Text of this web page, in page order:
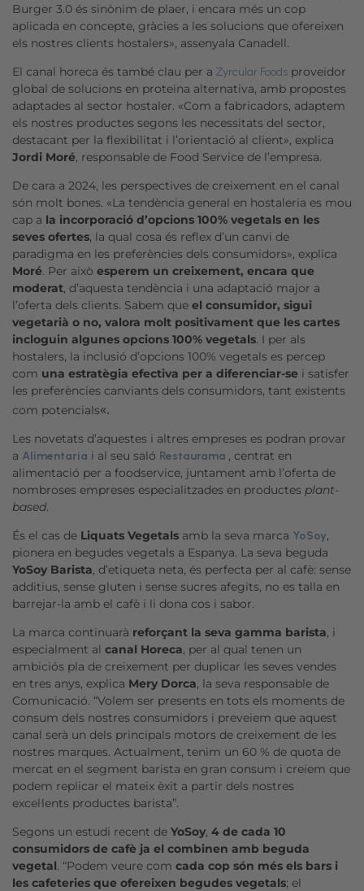
Burger 3.0 és sinònim de plaer, i encara més un cop
aplicada en concepte, gràcies a les solucions que ofereixen
els nostres clients hostalers», assenyala Canadell.
El canal horeca és també clau per a Zyrcular Foods proveïdor
global de solucions en proteïna alternativa, amb propostes
adaptades al sector hostaler. «Com a fabricadors, adaptem
els nostres productes segons les necessitats del sector,
destacant per la flexibilitat i l’orientació al client», explica
Jordi Moré, responsable de Food Service de l’empresa.
De cara a 2024, les perspectives de creixement en el canal
són molt bones. «La tendència general en hostaleria es mou
cap a la incorporació d’opcions 100% vegetals en les
seves ofertes, la qual cosa és reflex d’un canvi de
paradigma en les preferències dels consumidors», explica
Moré. Per això esperem un creixement, encara que
moderat, d’aquesta tendència i una adaptació major a
l’oferta dels clients. Sabem que el consumidor, sigui
vegetarià o no, valora molt positivament que les cartes
incloguin algunes opcions 100% vegetals. I per als
hostalers, la inclusió d’opcions 100% vegetals es percep
com una estratègia efectiva per a diferenciar-se i satisfer
les preferències canviants dels consumidors, tant existents
com potencials«.
Les novetats d’aquestes i altres empreses es podran provar
a Alimentaria i al seu saló Restaurama , centrat en
alimentació per a foodservice, juntament amb l’oferta de
nombroses empreses especialitzades en productes plant-
based.
És el cas de Liquats Vegetals amb la seva marca YoSoy,
pionera en begudes vegetals a Espanya. La seva beguda
YoSoy Barista, d’etiqueta neta, és perfecta per al cafè: sense
additius, sense gluten i sense sucres afegits, no es talla en
barrejar-la amb el cafè i li dona cos i sabor.
La marca continuarà reforçant la seva gamma barista, i
especialment al canal Horeca, per al qual tenen un
ambiciós pla de creixement per duplicar les seves vendes
en tres anys, explica Mery Dorca, la seva responsable de
Comunicació. “Volem ser presents en tots els moments de
consum dels nostres consumidors i preveiem que aquest
canal serà un dels principals motors de creixement de les
nostres marques. Actualment, tenim un 60 % de quota de
mercat en el segment barista en gran consum i creiem que
podem replicar el mateix èxit a partir dels nostres
excel·lents productes barista”.
Segons un estudi recent de YoSoy, 4 de cada 10
consumidors de cafè ja el combinen amb beguda
vegetal. “Podem veure com cada cop són més els bars i
les cafeteries que ofereixen begudes vegetals; el